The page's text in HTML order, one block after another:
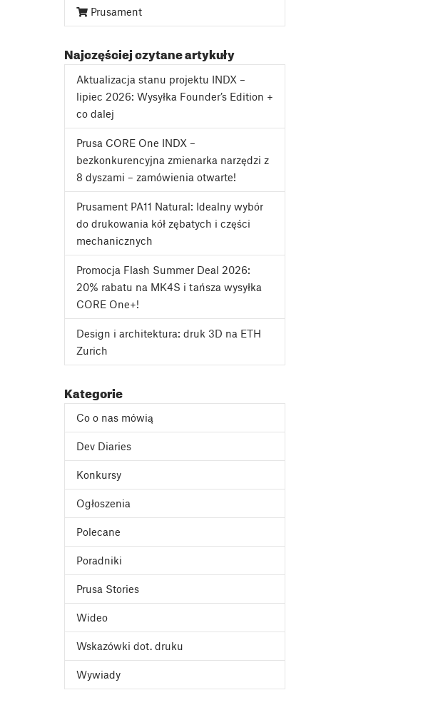
Prusament
Najczęściej czytane artykuły
Aktualizacja stanu projektu INDX –
lipiec 2026: Wysyłka Founder’s Edition +
co dalej
Prusa CORE One INDX –
bezkonkurencyjna zmienarka narzędzi z
8 dyszami – zamówienia otwarte!
Prusament PA11 Natural: Idealny wybór
do drukowania kół zębatych i części
mechanicznych
Promocja Flash Summer Deal 2026:
20% rabatu na MK4S i tańsza wysyłka
CORE One+!
Design i architektura: druk 3D na ETH
Zurich
Kategorie
Co o nas mówią
Dev Diaries
Konkursy
Ogłoszenia
Polecane
Poradniki
Prusa Stories
Wideo
Wskazówki dot. druku
Wywiady